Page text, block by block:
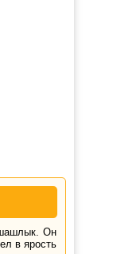
Он
в ярость